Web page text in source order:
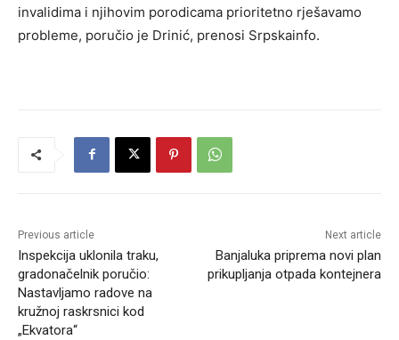
invalidima i njihovim porodicama prioritetno rješavamo
probleme, poručio je Drinić, prenosi Srpskainfo.
Previous article
Inspekcija uklonila traku,
gradonačelnik poručio:
Nastavljamo radove na
kružnoj raskrsnici kod
„Ekvatora“
Next article
Banjaluka priprema novi plan
prikupljanja otpada kontejnera